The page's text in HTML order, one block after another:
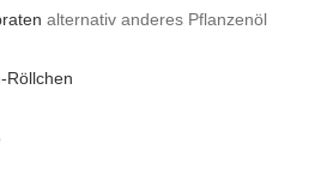
alternativ anderes Pflanzenöl
Röllchen